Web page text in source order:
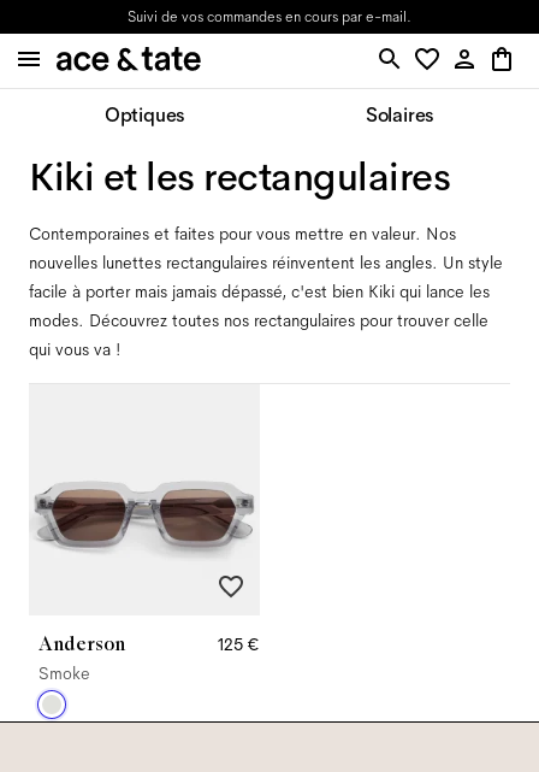
Suivi de vos commandes en cours par e-mail.
Optiques Solaires
Kiki et les rectangulaires
Contemporaines et faites pour vous mettre en valeur. Nos
nouvelles lunettes rectangulaires réinventent les angles. Un style
facile à porter mais jamais dépassé, c'est bien Kiki qui lance les
modes. Découvrez toutes nos rectangulaires pour trouver celle
qui vous va !
Anderson
125 €
Smoke